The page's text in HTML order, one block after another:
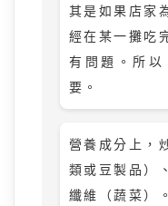
其是如果店家
經在某一攤吃
有問題。所以
要。
營養成分上，
類或豆製品）
纖維（蔬菜）